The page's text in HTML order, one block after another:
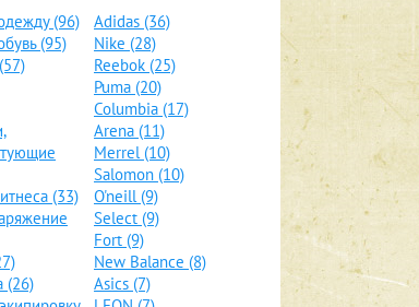
(96)
(95)
(33)
(26)
Adidas (36)
Nike (28)
Reebok (25)
Puma (20)
Columbia (17)
Arena (11)
Merrel (10)
Salomon (10)
O'neill (9)
Select (9)
Fort (9)
New Balance (8)
Asics (7)